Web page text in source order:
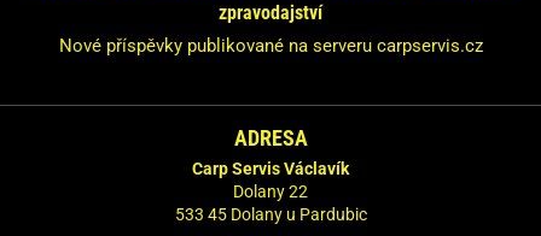
Vaše údaje nebudeme nikde zveřejňovat.
zpravodajství
Nové příspěvky publikované na serveru carpservis.cz
ADRESA
Carp Servis Václavík
Dolany 22
533 45 Dolany u Pardubic